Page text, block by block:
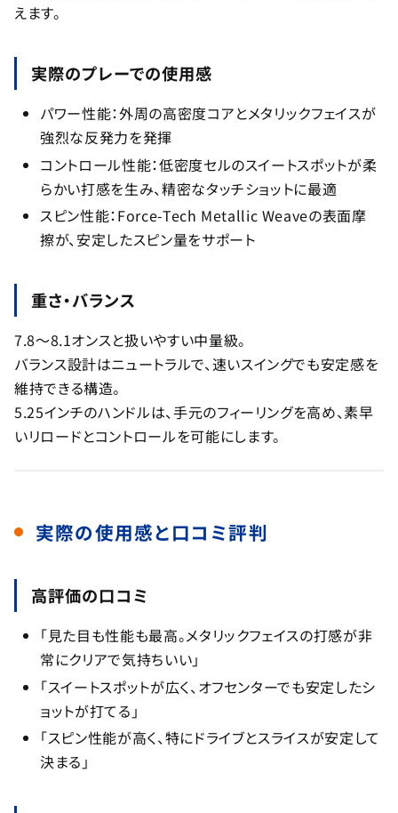
えます。
実際のプレーでの使用感
パワー性能：外周の高密度コアとメタリックフェイスが
強烈な反発力を発揮
コントロール性能：低密度セルのスイートスポットが柔
らかい打感を生み、精密なタッチショットに最適
スピン性能：Force-Tech Metallic Weaveの表面摩
擦が、安定したスピン量をサポート
重さ・バランス
7.8～8.1オンスと扱いやすい中量級。
バランス設計はニュートラルで、速いスイングでも安定感を
維持できる構造。
5.25インチのハンドルは、手元のフィーリングを高め、素早
いリロードとコントロールを可能にします。
実際の使用感と口コミ評判
高評価の口コミ
「見た目も性能も最高。メタリックフェイスの打感が非
常にクリアで気持ちいい」
「スイートスポットが広く、オフセンターでも安定したシ
ョットが打てる」
「スピン性能が高く、特にドライブとスライスが安定して
決まる」